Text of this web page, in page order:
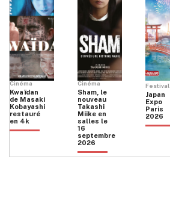
Cinéma
Kwaïdan
de Masaki
Kobayashi
restauré
en 4k
Cinéma
Sham, le
nouveau
Takashi
Miike en
salles le
16
septembre
2026
Festival
Japan
Expo
Paris
2026